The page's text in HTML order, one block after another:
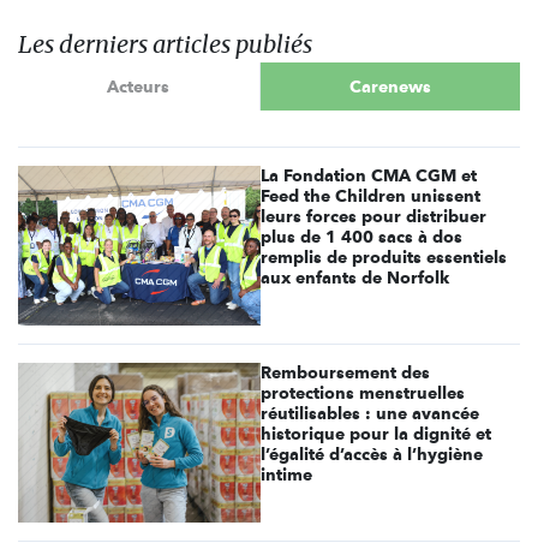
Les derniers articles publiés
Acteurs Carenews
La Fondation CMA CGM et
Feed the Children unissent
leurs forces pour distribuer
plus de 1 400 sacs à dos
remplis de produits essentiels
aux enfants de Norfolk
Remboursement des
protections menstruelles
réutilisables : une avancée
historique pour la dignité et
l’égalité d’accès à l’hygiène
intime